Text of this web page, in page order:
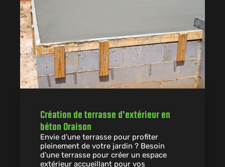
Création de terrasse d'extérieur en
béton Oraison
Envie d’une terrasse pour profiter
pleinement de votre jardin ? Besoin
d’une terrasse pour créer un espace
extérieur accueillant pour vos